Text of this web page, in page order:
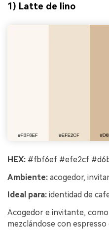
1) Latte de lino
HEX: #fbf6ef #efe2cf
Ambiente: acogedor,
Ideal para: identidad de
Acogedor e invitante,
mezclándose con espresso